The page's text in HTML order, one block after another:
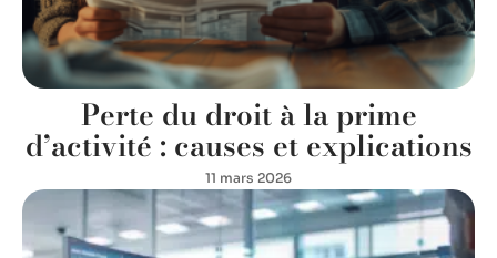
Perte du droit à la prime
d’activité : causes et explications
11 mars 2026